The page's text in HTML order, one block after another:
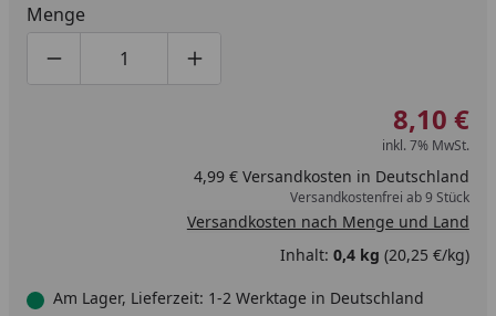
Menge
Produktmenge um eins verringern
Produktmenge manuell eingeben
Produktmenge um eins erhöhen
8,10 €
inkl. 7% MwSt.
4,99 € Versandkosten in Deutschland
Versandkostenfrei ab 9 Stück
Versandkosten nach Menge und Land
Inhalt: 0,4 kg (20,25 €/kg)
Am Lager, Lieferzeit: 1-2 Werktage in Deutschland